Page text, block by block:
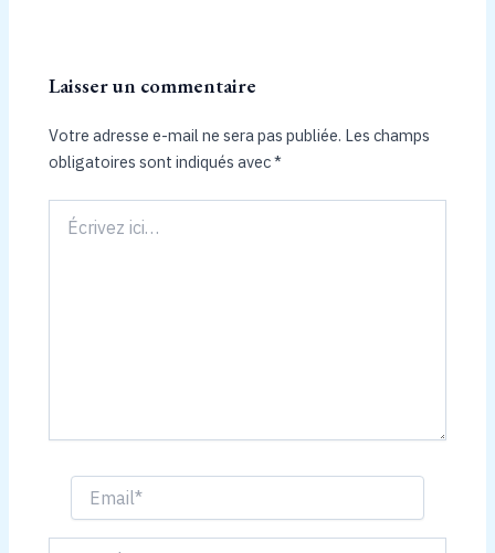
Laisser un commentaire
Votre adresse e-mail ne sera pas publiée. Les champs
obligatoires sont indiqués avec*
ici…
Email*